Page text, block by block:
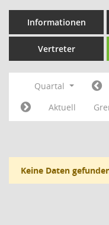
Informationen
Vertreter
Quartal
Aktuell
Keine Daten